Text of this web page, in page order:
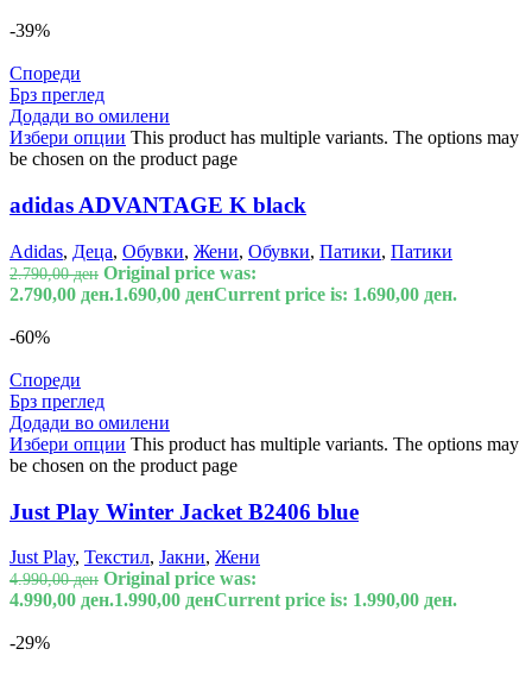
-39%
Спореди
Брз преглед
Додади во омилени
Избери опции This product has multiple variants. The options may
be chosen on the product page
adidas ADVANTAGE K black
Adidas, Деца, Обувки, Жени, Обувки, Патики, Патики
2.790,00ден Original price was:
2.790,00 ден.1.690,00 денCurrent price is: 1.690,00 ден.
-60%
Спореди
Брз преглед
Додади во омилени
Избери опции This product has multiple variants. The options may
be chosen on the product page
Just Play Winter Jacket B2406 blue
Just Play, Текстил, Јакни, Жени
4.990,00ден Original price was:
4.990,00 ден.1.990,00 денCurrent price is: 1.990,00 ден.
-29%